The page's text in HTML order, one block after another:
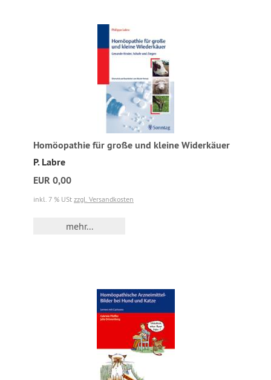
Homöopathie für große und kleine Widerkäuer
P. Labre
EUR 0,00
inkl. 7 % USt zzgl. Versandkosten
mehr...